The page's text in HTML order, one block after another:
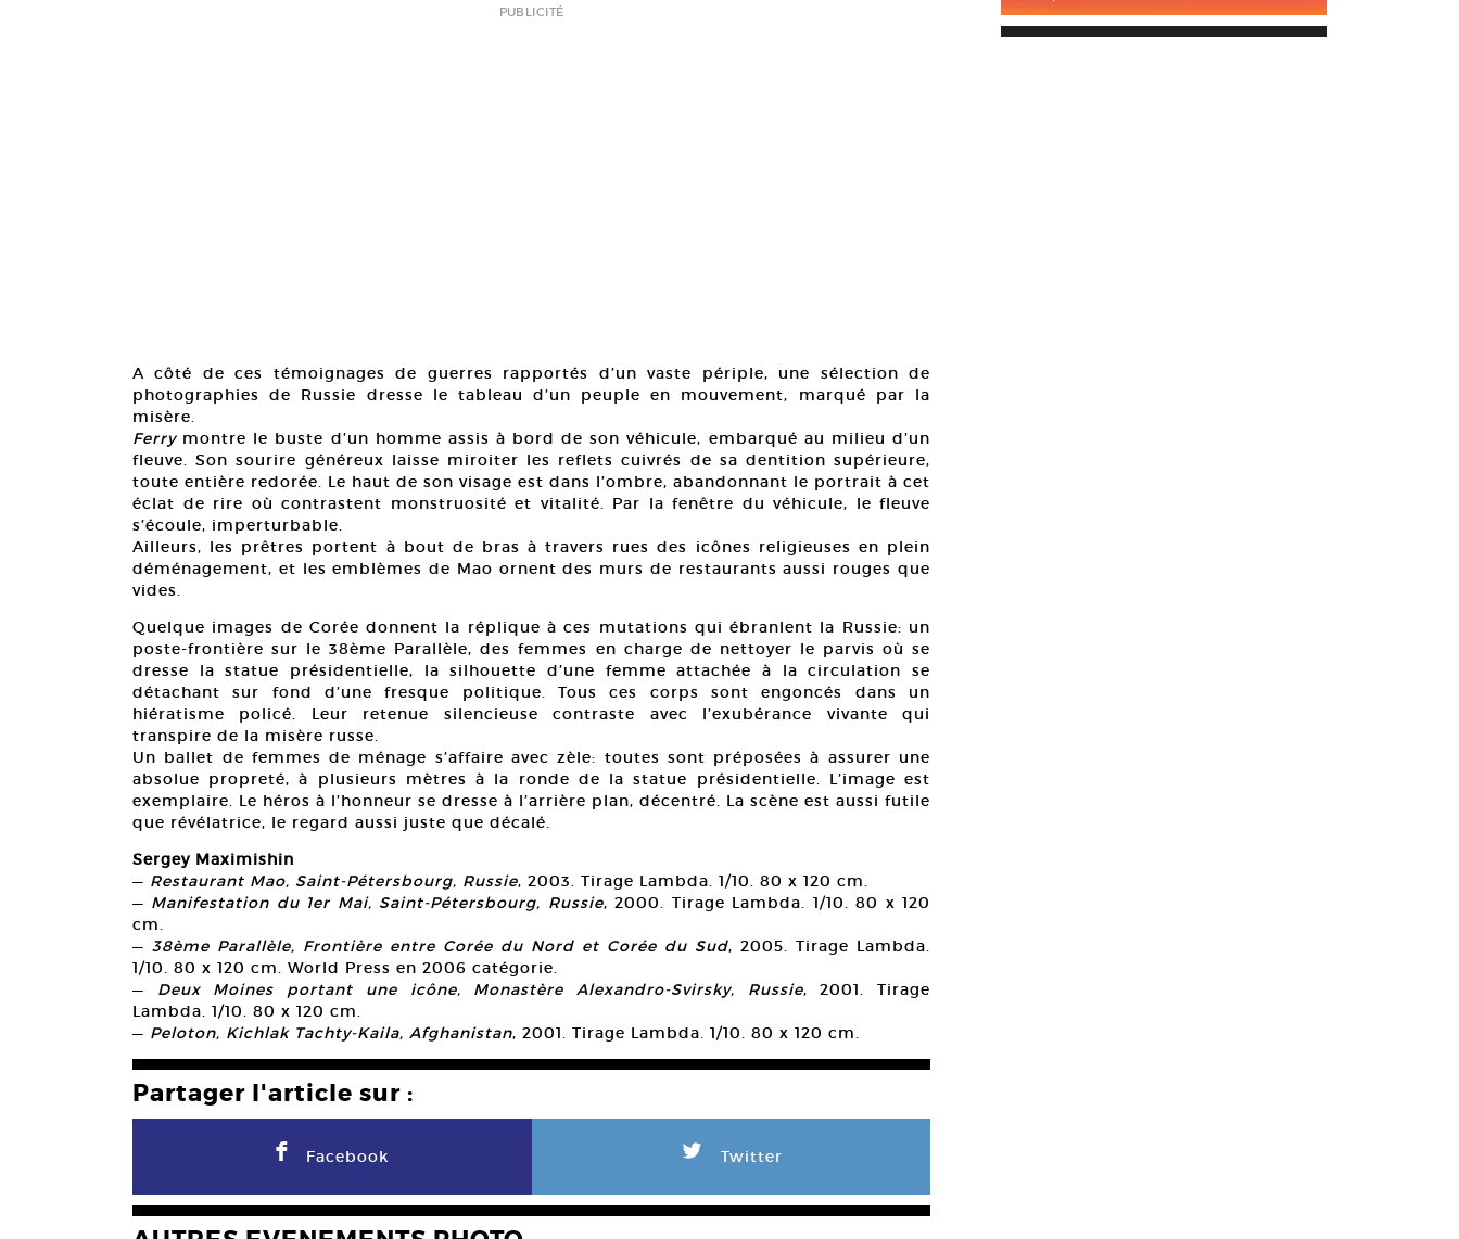
PUBLICITÉ
A côté de ces témoignages de guerres rapportés d’un vaste périple, une sélection de
photographies de Russie dresse le tableau d’un peuple en mouvement, marqué par la
misère.
Ferrymontre le buste d’un homme assis à bord de son véhicule, embarqué au milieu d’un
fleuve. Son sourire généreux laisse miroiter les reflets cuivrés de sa dentition supérieure,
toute entière redorée. Le haut de son visage est dans l’ombre, abandonnant le portrait à cet
éclat de rire où contrastent monstruosité et vitalité. Par la fenêtre du véhicule, le fleuve
s’écoule, imperturbable.
Ailleurs, les prêtres portent à bout de bras à travers rues des icônes religieuses en plein
déménagement, et les emblèmes de Mao ornent des murs de restaurants aussi rouges que
vides.
Quelque images de Corée donnent la réplique à ces mutations qui ébranlent la Russie: un
poste-frontière sur le 38ème Parallèle, des femmes en charge de nettoyer le parvis où se
dresse la statue présidentielle, la silhouette d’une femme attachée à la circulation se
détachant sur fond d’une fresque politique. Tous ces corps sont engoncés dans un
hiératisme policé. Leur retenue silencieuse contraste avec l’exubérance vivante qui
transpire de la misère russe.
Un ballet de femmes de ménage s’affaire avec zèle: toutes sont préposées à assurer une
absolue propreté, à plusieurs mètres à la ronde de la statue présidentielle. L’image est
exemplaire. Le héros à l’honneur se dresse à l’arrière plan, décentré. La scène est aussi futile
que révélatrice, le regard aussi juste que décalé.
Sergey Maximishin
— Restaurant Mao, Saint-Pétersbourg, Russie, 2003. Tirage Lambda. 1/10. 80 x 120 cm.
— Manifestation du 1er Mai, Saint-Pétersbourg, Russie, 2000. Tirage Lambda. 1/10. 80 x 120
cm.
— 38ème Parallèle, Frontière entre Corée du Nord et Corée du Sud, 2005. Tirage Lambda.
1/10. 80 x 120 cm. World Press en 2006 catégorie.
— Deux Moines portant une icône, Monastère Alexandro-Svirsky, Russie, 2001. Tirage
Lambda. 1/10. 80 x 120 cm.
— Peloton, Kichlak Tachty-Kaila, Afghanistan, 2001. Tirage Lambda. 1/10. 80 x 120 cm.
Partager l'article sur :
F Facebook L Twitter